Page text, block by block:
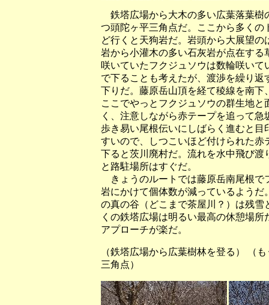
鉄塔広場から大木の多い広葉落葉樹
つ頭陀ヶ平三角点だ。ここから多く
ど行くと天狗岩だ。岩頭から大展望
岩から小灌木の多い石灰岩が点在す
咲いていたフクジュソウは数輪咲い
で下ることも考えたが、渡渉を繰り
下りだ。藤原岳山頂を経て稜線を南
ここでやっとフクジュソウの群生地
く、注意しながら赤テープを追って
歩き易い尾根伝いにしばらく進むと
すいので、しつこいほど付けられた
下ると茨川廃村だ。流れを水中飛び
と路駐場所はすぐだ。
きょうのルートでは藤原岳南尾根で
岩にかけて個体数が減っているよう
の真の谷（どこまで茶屋川？）は残
くの鉄塔広場は明るい最高の休憩場
アプローチが楽だ。
（鉄塔広場から広葉樹林を登る
三角点）